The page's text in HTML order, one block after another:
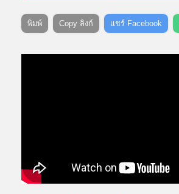
พิมพ์ Copy ลิงก์ แชร์ Facebook